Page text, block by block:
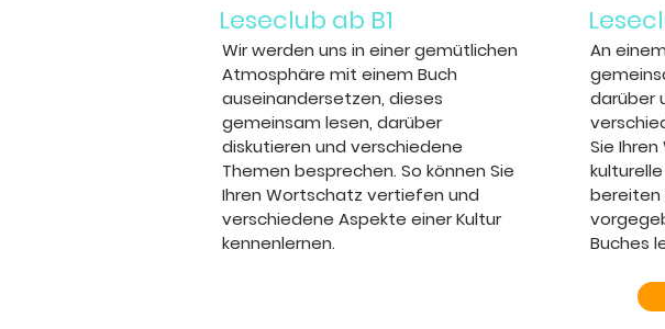
Leseclub ab B1
Wir werden uns in einer gemütlichen
Atmosphäre mit einem Buch
auseinandersetzen, dieses
gemeinsam lesen, darüber
diskutieren und verschiedene
Themen besprechen. So können Sie
Ihren Wortschatz vertiefen und
verschiedene Aspekte einer Kultur
kennenlernen.
An
darüber
Sie
bereiten
Buches